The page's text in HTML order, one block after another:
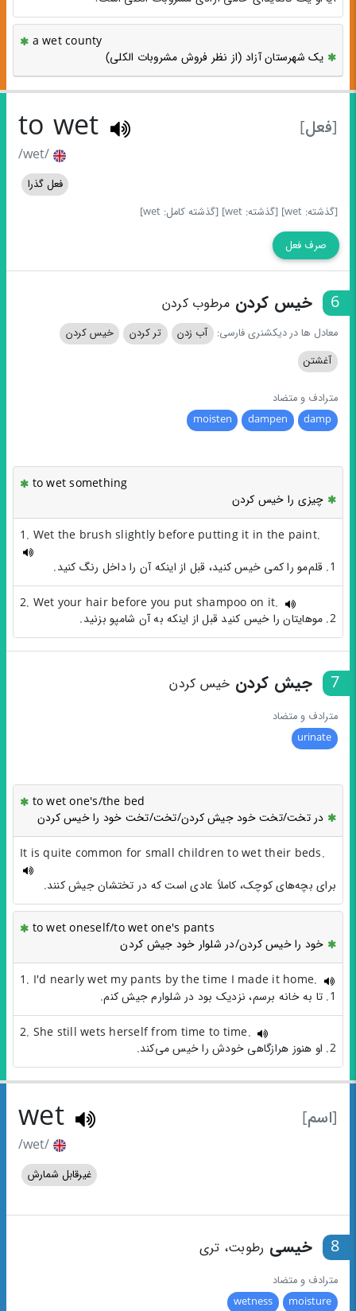
a wet county
یک شهرستان آزاد (از نظر فروش مشروبات الکلی)
[فعل] to wet
/wet/
فعل گذرا
[گذشته: wet]
[گذشته: wet] [گذشته کامل: wet]
صرف فعل
6 خیس کردن مرطوب کردن
معادل ها در دیکشنری فارسی: آب زدن تر کردن
خیس کردن
آغشتن
مترادف و متضاد
damp
dampen
moisten
to wet something
چیزی را خیس کردن
1. Wet the brush slightly before putting it in the paint.
1. قلم‌مو را کمی خیس کنید، قبل از اینکه آن را داخل رنگ کنید.
2. Wet your hair before you put shampoo on it.
2. موهایتان را خیس کنید قبل از اینکه به آن شامپو بزنید.
7 جیش کردن خیس کردن
مترادف و متضاد
urinate
to wet one's/the bed
در تخت/تخت خود جیش کردن/تخت/تخت خود را خیس کردن
It is quite common for small children to wet their beds.
برای بچه‌های کوچک، کاملاً عادی است که در تختشان جیش کنند.
to wet oneself/to wet one's pants
خود را خیس کردن/در شلوار خود جیش کردن
1. I'd nearly wet my pants by the time I made it home.
1. تا به خانه برسم، نزدیک بود در شلوارم جیش کنم.
2. She still wets herself from time to time.
2. او هنوز هرازگاهی خودش را خیس می‌کند.
[اسم] wet
/wet/
غیرقابل شمارش
8 خیسی رطوبت، تری
مترادف و متضاد
moisture
wetness